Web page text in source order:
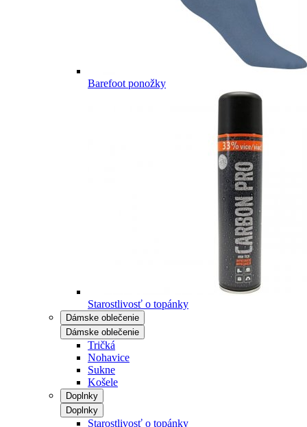
Barefoot ponožky
Starostlivosť o topánky
Dámske oblečenie
Dámske oblečenie
Tričká
Nohavice
Sukne
Košele
Doplnky
Doplnky
Starostlivosť o topánky